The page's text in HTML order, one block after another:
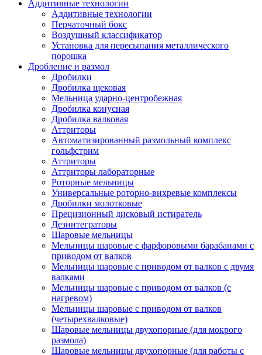
Аддитивные технологии
Аддитивные технологии
Перчаточный бокс
Воздушный классификатор
Установка для пересыпания металлического
порошка
Дробление и размол
Дробилки
Дробилка щековая
Мельница ударно-центробежная
Дробилка конусная
Дробилка валковая
Аттриторы
Автоматизированный размольный комплекс
гольфстрим
Аттриторы
Аттриторы лабораторные
Роторные мельницы
Универсальные роторно-вихревые комплексы
Дробилки молотковые
Прецизионный дисковый истиратель
Дезинтеграторы
Шаровые мельницы
Мельницы шаровые с фарфоровыми барабанами с
приводом от валков
Мельницы шаровые с приводом от валков с двумя
валками
Мельницы шаровые с приводом от валков (с
нагревом)
Мельницы шаровые с приводом от валков
(четырехвалковые)
Шаровые мельницы двухопорные (для мокрого
размола)
Шаровые мельницы двухопорные (для работы с